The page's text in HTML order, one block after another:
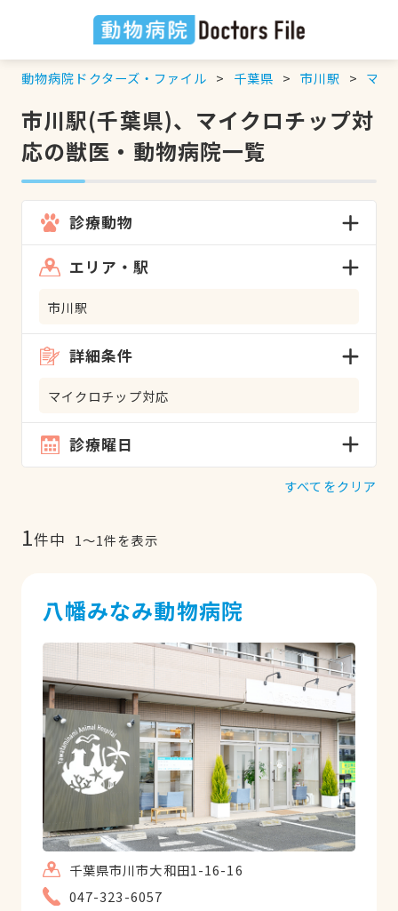
動物病院ドクターズ・ファイル 千葉県 市川駅 マイ
市川駅(千葉県)、マイクロチップ対
応の獣医・動物病院一覧
診療動物
エリア・駅
市川駅
詳細条件
マイクロチップ対応
診療曜日
すべてをクリア
1件中 1〜1件を表示
八幡みなみ動物病院
千葉県市川市大和田1-16-16
047-323-6057